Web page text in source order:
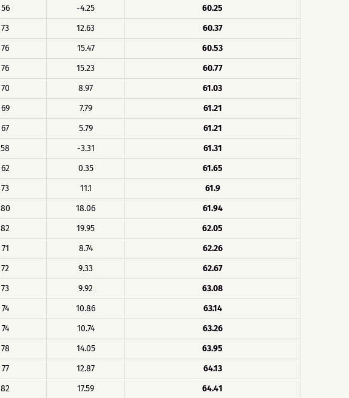
56 -4.25
60.25
73 12.63
60.37
76 15.47
60.53
76 15.23
60.77
70 8.97
61.03
69 7.79
61.21
67 5.79
61.21
58 -3.31
61.31
62 0.35
61.65
73 11.1
61.9
80 18.06
61.94
82 19.95
62.05
71 8.74
62.26
72 9.33
62.67
73 9.92
63.08
74 10.86
63.14
74 10.74
63.26
78 14.05
63.95
77 12.87
64.13
82 17.59
64.41